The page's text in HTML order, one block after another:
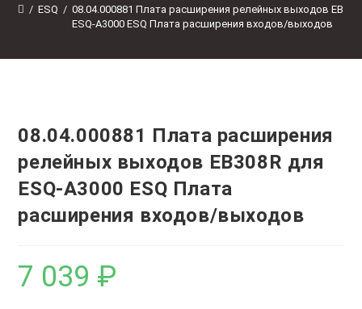
/ ESQ / 08.04.000881 Плата расширения релейных выходов
ESQ-A3000 ESQ Плата расширения входов/выходов
08.04.000881 Плата расширения
релейных выходов EB308R для
ESQ-A3000 ESQ Плата
расширения входов/выходов
7 039 ₽